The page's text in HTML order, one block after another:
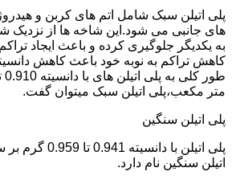
پلی اتیلن سبک شامل اتم های کربن و
های جانبی می شود.این شاخه ها از نزدیک
به یکدیگر جلوگیری کرده و باعث ایجاد
کاهش تراکم به نوبه خود باعث کاهش
متر مکعب،پلی اتیلن سبک میتوان گفت.
پلی اتیلن سنگین
پلی اتیلن با
اتیلن سنگین نام دارد.